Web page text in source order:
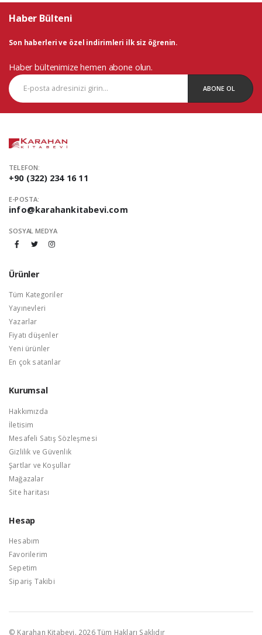
Haber Bülteni
Son haberleri ve özel indirimleri ilk siz öğrenin.
Haber bültenimize hemen abone olun.
ABONE OL
TELEFON:
+90 (322) 234 16 11
E-POSTA:
info@karahankitabevi.com
SOSYAL MEDYA
Ürünler
Tüm Kategoriler
Yayınevleri
Yazarlar
Fiyatı düşenler
Yeni ürünler
En çok satanlar
Kurumsal
Hakkımızda
İletisim
Mesafeli Satış Sözleşmesi
Gizlilik ve Güvenlik
Şartlar ve Koşullar
Mağazalar
Site haritası
Hesap
Hesabım
Favorilerim
Sepetim
Sipariş Takibi
© Karahan Kitabevi. 2026 Tüm Hakları Saklıdır